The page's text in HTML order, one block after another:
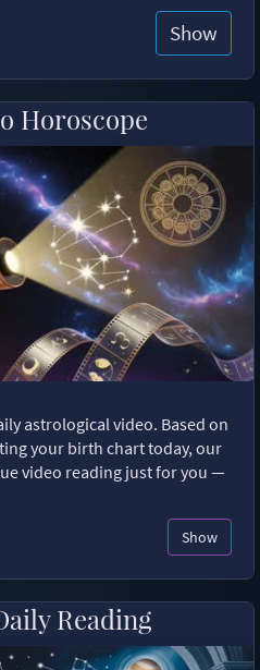
Show
Horoscope
astrological video. Based on
your birth chart today, our
video reading just for you —
Show
Reading